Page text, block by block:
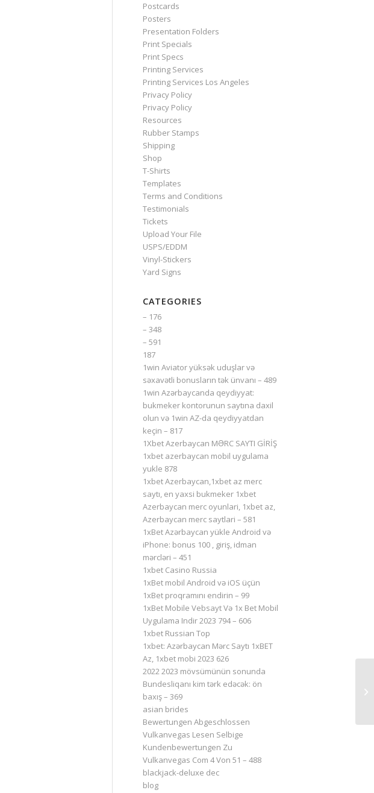
Postcards
Posters
Presentation Folders
Print Specials
Print Specs
Printing Services
Printing Services Los Angeles
Privacy Policy
Privacy Policy
Resources
Rubber Stamps
Shipping
Shop
T-Shirts
Templates
Terms and Conditions
Testimonials
Tickets
Upload Your File
USPS/EDDM
Vinyl-Stickers
Yard Signs
CATEGORIES
– 176
– 348
– 591
187
1win Aviator yüksək uduşlar və
səxavətli bonusların tək ünvanı – 489
1win Azərbaycanda qeydiyyat:
bukmeker kontorunun saytına daxil
olun və 1win AZ-da qeydiyyatdan
keçin – 817
1Xbet Azerbaycan MƏRC SAYTI GİRİŞ
1xbet azerbaycan mobil uygulama
yukle 878
1xbet Azerbaycan,1xbet az merc
saytı, en yaxsi bukmeker 1xbet
Azerbaycan merc oyunlari, 1xbet az,
Azerbaycan merc saytlari – 581
1xBet Azərbaycan yükle Android və
iPhone: bonus 100 , giriş, idman
mərcləri – 451
1xbet Casino Russia
1xBet mobil Android və iOS üçün
1xBet proqramını endirin – 99
1xBet Mobile Vebsayt Və 1x Bet Mobil
Uygulama Indir 2023 794 – 606
1xbet Russian Top
1xbet: Azərbaycan Mərc Saytı 1xBET
Az, 1xbet mobi 2023 626
2022 2023 mövsümünün sonunda
Bundesliqanı kim tərk edəcək: ön
baxış – 369
asian brides
Bewertungen Abgeschlossen
Vulkanvegas Lesen Selbige
Kundenbewertungen Zu
Vulkanvegas Com 4 Von 51 – 488
blackjack-deluxe dec
blog